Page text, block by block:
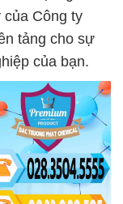
Công ty
tảng cho sự
của bạn.